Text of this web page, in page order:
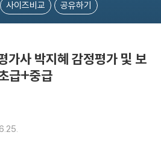
사이즈비교 공유하기
사 박지혜 감정평가 및 보
급+중급